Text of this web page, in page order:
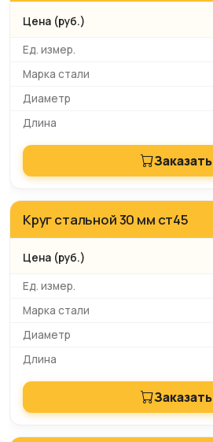
Заказать
Круг стальной 30 мм ст45
Заказать